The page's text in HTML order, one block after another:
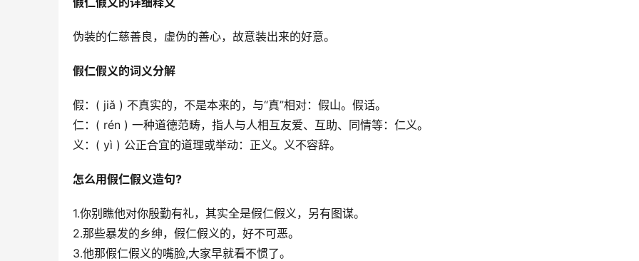
伪装的仁慈善良，虚伪的善心，故意装出来的好意。
假仁假义的词义分解
假：( jiǎ ) 不真实的，不是本来的，与“真”相对：假山。假话。
仁：( rén ) 一种道德范畴，指人与人相互友爱、互助、同情等：仁义。
义：( yì ) 公正合宜的道理或举动：正义。义不容辞。
怎么用假仁假义造句?
1.你别瞧他对你殷勤有礼，其实全是假仁假义，另有图谋。
2.那些暴发的乡绅，假仁假义的，好不可恶。
3.他那假仁假义的嘴脸,大家早就看不惯了。